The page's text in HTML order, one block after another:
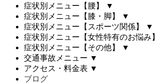
症状別メニュー【腰】
▼
症状別メニュー【膝・脚】
▼
症状別メニュー【スポーツ関係】
▼
症状別メニュー【女性特有のお悩み】
症状別メニュー【その他】
▼
交通事故メニュー ▼
アクセス・料金表 ▼
ブログ